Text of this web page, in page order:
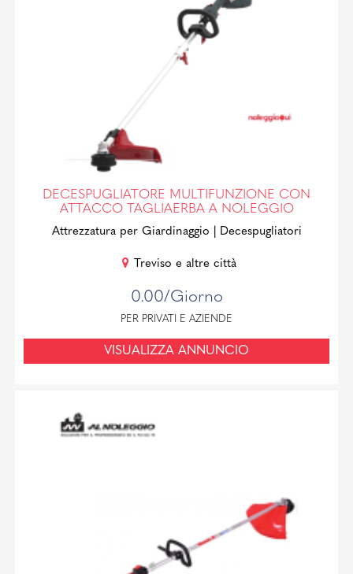
DECESPUGLIATORE MULTIFUNZIONE CON
ATTACCO TAGLIAERBA A NOLEGGIO
Attrezzatura per Giardinaggio | Decespugliatori
Treviso e altre città
0.00/Giorno
PER PRIVATI E AZIENDE
VISUALIZZA ANNUNCIO